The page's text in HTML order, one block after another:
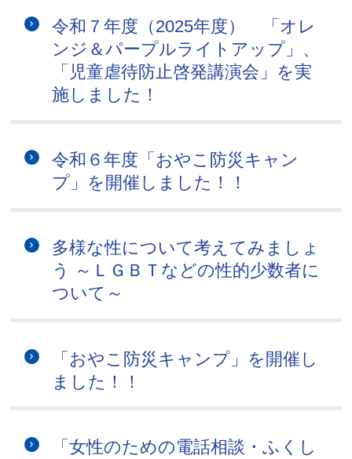
令和７年度（2025年度） 「オレ
ンジ＆パープルライトアップ」、
「児童虐待防止啓発講演会」を実
施しました！
令和６年度「おやこ防災キャン
プ」を開催しました！！
多様な性について考えてみましょ
う ～ＬＧＢＴなどの性的少数者に
ついて～
「おやこ防災キャンプ」を開催し
ました！！
「女性のための電話相談・ふくし